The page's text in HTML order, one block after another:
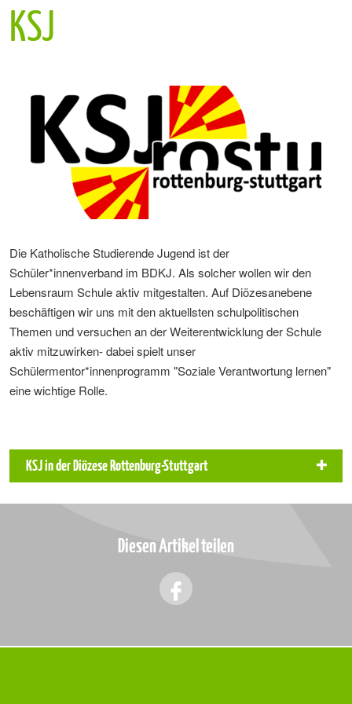
KSJ
Die Katholische Studierende Jugend ist der
Schüler*innenverband im BDKJ. Als solcher wollen wir den
Lebensraum Schule aktiv mitgestalten. Auf Diözesanebene
beschäftigen wir uns mit den aktuellsten schulpolitischen
Themen und versuchen an der Weiterentwicklung der Schule
aktiv mitzuwirken- dabei spielt unser
Schülermentor*innenprogramm "Soziale Verantwortung lernen"
eine wichtige Rolle.
KSJ in der Diözese Rottenburg-Stuttgart
Diesen Artikel teilen